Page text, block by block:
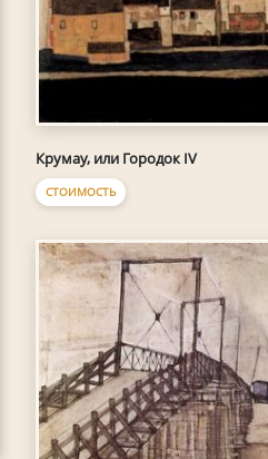
Крумау, или Городок IV
СТОИМОСТЬ